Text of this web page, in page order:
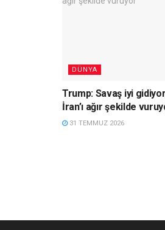
DÜNYA
Trump: Savaş iyi
İran’ı ağır şekilde
31 TEMMUZ 2026